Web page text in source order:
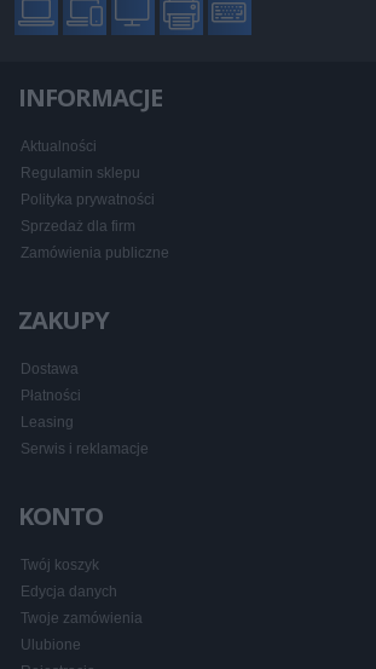
INFORMACJE
Aktualności
Regulamin sklepu
Polityka prywatności
Sprzedaż dla firm
Zamówienia publiczne
ZAKUPY
Dostawa
Płatności
Leasing
Serwis i reklamacje
KONTO
Twój koszyk
Edycja danych
Twoje zamówienia
Ulubione